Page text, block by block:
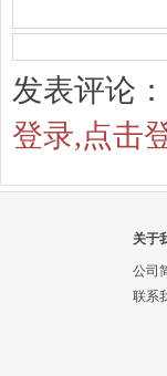
发表评论
登录,点击
关于
公司
联系